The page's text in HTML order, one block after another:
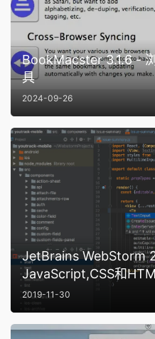
BookMacster 3.1.6 - 浏览器书签同步和管理工
具
2024-09-26
JetBrains WebStorm
JavaScript,CSS和
具
2019-11-30